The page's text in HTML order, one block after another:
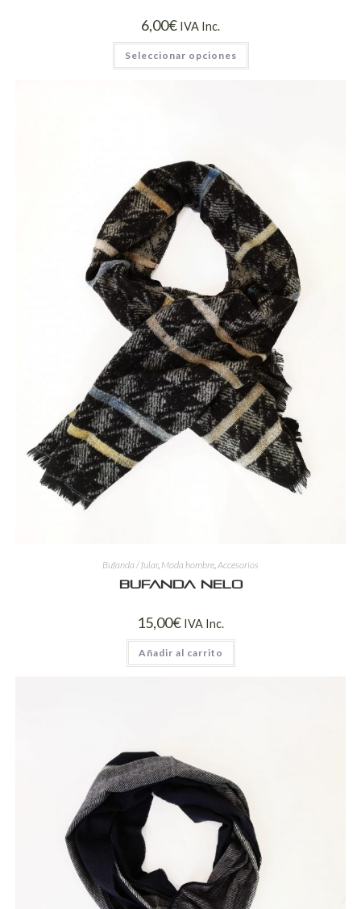
6,00€ IVA Inc.
Seleccionar opciones
Bufanda / fular, Moda hombre Accesorios
Bufanda Nelo
15,00€ IVA Inc.
Añadir al carrito